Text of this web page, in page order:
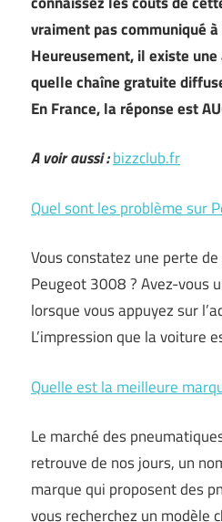
vraiment pas communiqué
Heureusement, il existe
quelle chaîne gratuite
En France, la réponse est
A voir aussi :bizzclub.fr
Quel sont les problème sur
Vous constatez une perte
Peugeot 3008 ? Avez-vous
lorsque vous appuyez sur
L’impression que la voiture
Quelle est la meilleure
Le marché des
retrouve de nos jours, un
marque qui proposent des
vous recherchez un modèle